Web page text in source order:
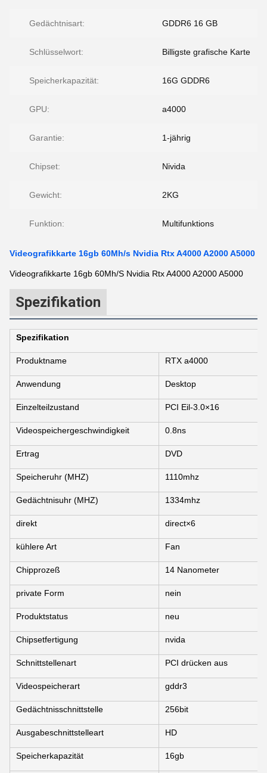
Gedächtnisart: GDDR6 16 GB
Schlüsselwort: Billigste grafische Karte
Speicherkapazität: 16G GDDR6
GPU: a4000
Garantie: 1-jährig
Chipset: Nivida
Gewicht: 2KG
Funktion: Multifunktions
Videografikkarte 16gb 60Mh/s Nvidia Rtx A4000 A2000 A5000
Videografikkarte 16gb 60Mh/S Nvidia Rtx A4000 A2000 A5000
Spezifikation
Spezifikation
Produktname RTX a4000
Anwendung Desktop
Einzelteilzustand PCI Eil-3.0×16
Videospeichergeschwindigkeit 0.8ns
Ertrag DVD
Speicheruhr (MHZ) 1110mhz
Gedächtnisuhr (MHZ) 1334mhz
direkt direct×6
kühlere Art Fan
Chipprozeß 14 Nanometer
private Form nein
Produktstatus neu
Chipsetfertigung nvida
Schnittstellenart PCI drücken aus
Videospeicherart gddr3
Gedächtnisschnittstelle 256bit
Ausgabeschnittstelleart HD
Speicherkapazität 16gb